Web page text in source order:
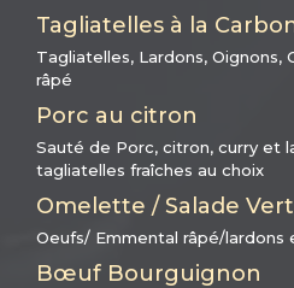
Tagliatelles à la
Tagliatelles, Lardons, Oignons,
râpé
Porc au citron
Sauté de Porc, citron, curry et
tagliatelles fraîches au choix
Omelette / Salade
Oeufs/ Emmental râpé/lardons
Bœuf Bourguignon